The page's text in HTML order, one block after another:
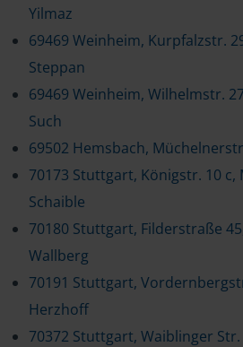
Yilmaz
69469 Weinheim, Kurpfalzstr.
Steppan
69469 Weinheim, Wilhelmstr.
Such
69502 Hemsbach,
70173 Stuttgart, Königstr. 10 c,
Schaible
70180 Stuttgart, Filderstraße
Wallberg
70191 Stuttgart,
Herzhoff
70372 Stuttgart, Waiblinger Str.